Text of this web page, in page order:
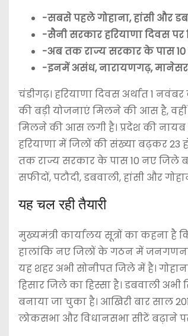
-सबसे पहले गोहाना, हांसी और
-सैनी सरकार हरियाणा दिवस
-अब तक राज्य सरकार के पास
-इनमें असंध, नारायणगढ़, मानेसर,
चंडीगढ़। हरियाणा दिवस अर्थात 1
की बड़ी योजनाएं मिलने की आस है,
मिलने की आस लगी है। प्रदेश की
हरियाणा में जिलों की संख्या बढ़कर 23
तक राज्य सरकार के पास 10 नए जिले
सफीदों, पटौदी, डबवाली, हांसी और
यह चल रही तैयारी
मुख्यमंत्री कार्यालय सूत्रों का कहना है
हालांकि नए जिलों के गठन में जनगणना
यह शहर अभी सोनीपत जिले में है।
हिसार जिले का हिस्सा है। डबवाली
बनाया जा चुका है। आखिरी बार साल
लोकसभा और विधानसभा सीटें बढ़ाने